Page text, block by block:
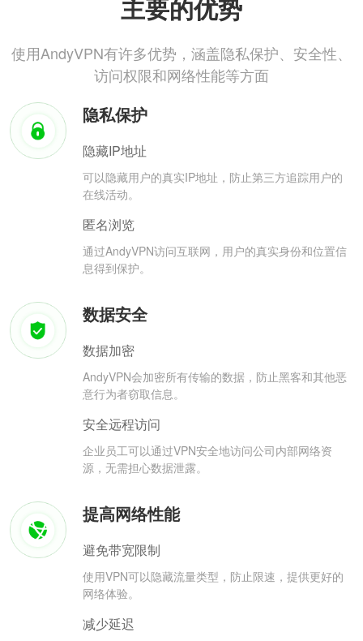
主要的优势
使用AndyVPN有许多优势，涵盖隐私保护、安全性、
访问权限和网络性能等方面
隐私保护
隐藏IP地址
可以隐藏用户的真实IP地址，防止第三方追踪用户的
在线活动。
匿名浏览
通过AndyVPN访问互联网，用户的真实身份和位置信
息得到保护。
数据安全
数据加密
AndyVPN会加密所有传输的数据，防止黑客和其他恶
意行为者窃取信息。
安全远程访问
企业员工可以通过VPN安全地访问公司内部网络资
源，无需担心数据泄露。
提高网络性能
避免带宽限制
使用VPN可以隐藏流量类型，防止限速，提供更好的
网络体验。
减少延迟